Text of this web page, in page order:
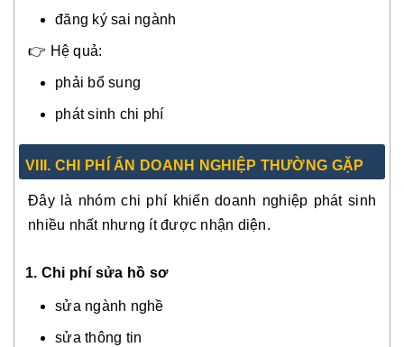
đăng ký sai ngành
👉 Hệ quả:
phải bổ sung
phát sinh chi phí
VIII. CHI PHÍ ẨN DOANH NGHIỆP THƯỜNG GẶP
Đây là nhóm chi phí khiến doanh nghiệp phát sinh
nhiều nhất nhưng ít được nhận diện.
1. Chi phí sửa hồ sơ
sửa ngành nghề
sửa thông tin